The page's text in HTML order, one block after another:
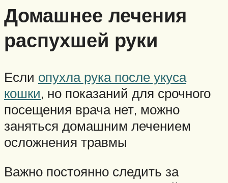
Домашнее лечения
распухшей руки
Если опухла рука после укуса
кошки, но показаний для срочного
посещения врача нет, можно
заняться домашним лечением
осложнения травмы
Важно постоянно следить за